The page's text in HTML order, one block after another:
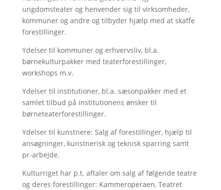
ungdomsteater og henvender sig til virksomheder,
kommuner og andre og tilbyder hjælp med at skaffe
forestillinger.
Ydelser til kommuner og erhvervsliv, bl.a.
børnekulturpakker med teaterforestillinger,
workshops m.v.
Ydelser til institutioner, bl.a. sæsonpakker med et
samlet tilbud på institutionens ønsker til
børneteaterforestillinger.
Ydelser til kunstnere: Salg af forestillinger, hjælp til
ansøgninger, kunstnerisk og teknisk sparring samt
pr-arbejde.
Kulturriget har p.t. aftaler om salg af følgende teatre
og deres forestillinger: Kammeroperaen, Teatret